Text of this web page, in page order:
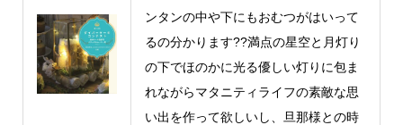
ンタンの中や下にもおむつがはいって
るの分かります??満点の星空と月灯り
の下でほのかに光る優しい灯りに包ま
れながらマタニティライフの素敵な思
い出を作って欲しいし、旦那様との時